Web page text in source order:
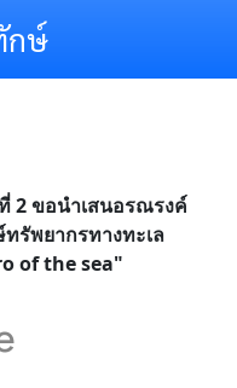
กษ์
2 ขอนำเสนอรณรงค์
รัพยากรทางทะเล
of the sea"